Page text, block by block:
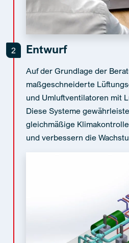
2 Entwurf
Auf der Grundlage der
maßgeschneiderte
und Umluftventilatoren mit
Diese Systeme
gleichmäßige
und verbessern die